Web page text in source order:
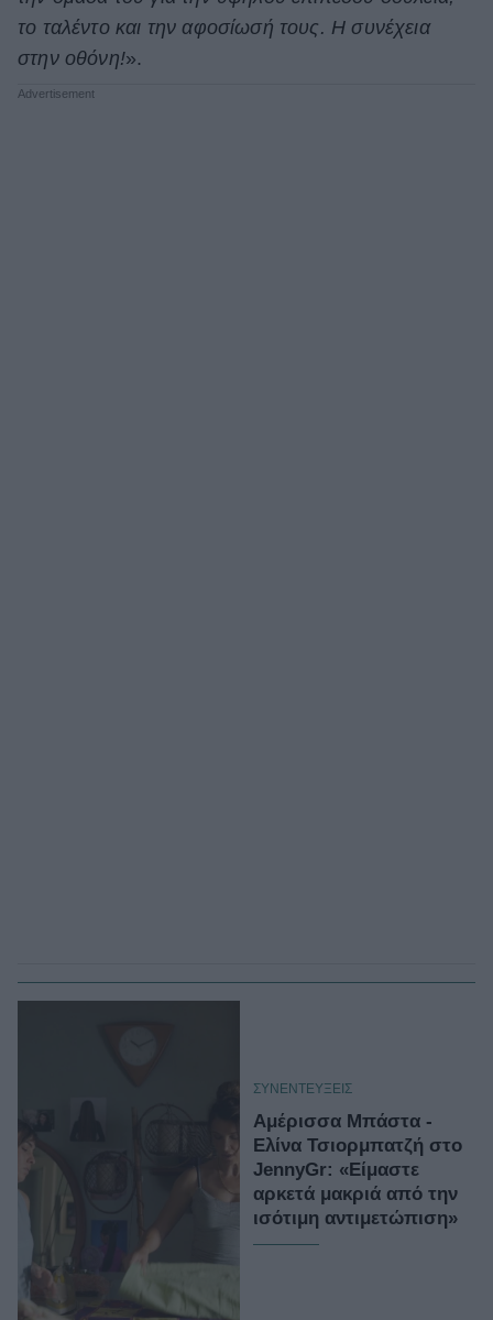
Γάμος
το ταλέντο και την αφοσίωσή τους. Η συνέχεια
στην οθόνη!».
ΣΥΝΕΝΤΕΥΞΕΙΣ
Αμέρισσα Μπάστα -
Ελίνα Τσιορμπατζή στο
JennyGr: «Είμαστε
αρκετά μακριά από την
ισότιμη αντιμετώπιση»